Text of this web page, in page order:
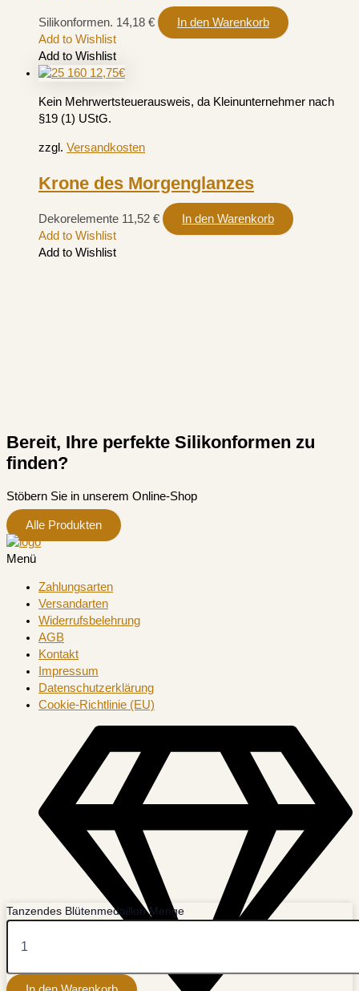
Silikonformen. 14,18 €
In den Warenkorb
Add to Wishlist
Add to Wishlist
Kein Mehrwertsteuerausweis, da Kleinunternehmer nach
§19 (1) UStG.
zzgl. Versandkosten
Krone des Morgenglanzes
Dekorelemente 11,52 €
In den Warenkorb
Add to Wishlist
Add to Wishlist
Bereit, Ihre perfekte Silikonformen zu
finden?
Stöbern Sie in unserem Online-Shop
Alle Produkten
Menü
Zahlungsarten
Versandarten
Widerrufsbelehrung
AGB
Kontakt
Impressum
Datenschutzerklärung
Cookie-Richtlinie (EU)
Tanzendes Blütenmedaillon Menge